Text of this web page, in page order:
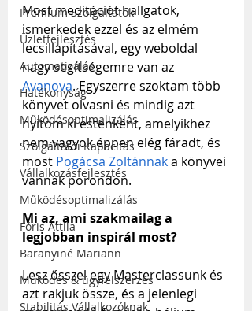
Prémium Szolgáltatók
Üzletfejlesztés
Automatizálás
Hatékonyság
Működésoptimalizálás
Szolgáltatói Kapacitás
Vállalkozásfejlesztés
Működésoptimalizálás
Fóris Attila
Baranyiné Mariann
Működés & ügyfélszerzés
Stabilitás Vállalkozóknak
Most meditációt hallgatok,
ismerkedek ezzel és az elmém
lecsillapításával, egy weboldal
nagy segítségemre van az
Avanova. Egyszerre szoktam több
könyvet olvasni és mindig azt
nyitom ki esténként, amelyikhez
nem vagyok éppen elég fáradt, és
most Pogácsa Zoltánnak a könyvei
vannak porondon.
Mi az, ami szakmailag a
legjobban inspirál most?
Lesz ősszel egy Masterclassunk és
azt rakjuk össze, és a jelenlegi